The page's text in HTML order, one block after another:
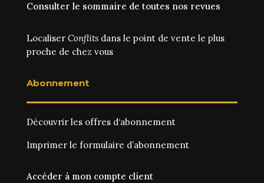
Consulter le sommaire de toutes nos revues
Localiser Conflitsdans le point de vente le plus
proche de chez vous
Abonnement
Découvrir les offres d‘abonnement
Imprimer le formulaire d’abonnement
Accéder à mon compte client